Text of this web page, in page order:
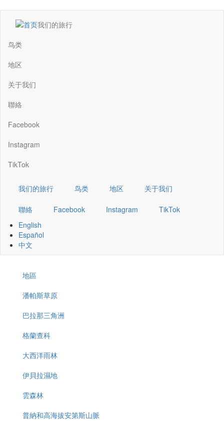
Main
navigation
我们的旅行
鸟类
地区
关于我们
聯絡
Facebook
Instagram
TikTok
我们的旅行 鸟类 地区 关于我们
聯絡 Facebook Instagram
TikTok
English
Español
中文
Menu
Regions
地區
潘帕斯草原
巴拉那三角洲
格蘭查科
大西洋雨林
伊貝拉濕地
雲森林
普納和高海拔安第斯山脈